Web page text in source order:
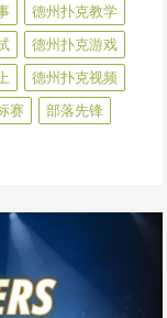
德州扑克教学
德州扑克游戏
德州扑克视频
赛
部落先锋